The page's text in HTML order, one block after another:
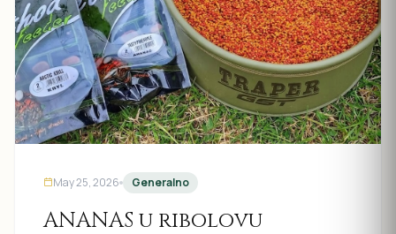
May 25, 2026 Generalno
ANANAS u ribolovu